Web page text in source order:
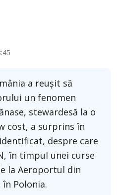
a reușit să
un fenomen
stewardesă la o
cost, a surprins în
despre care
în timpul unei curse
la Aeroportul din
Polonia.